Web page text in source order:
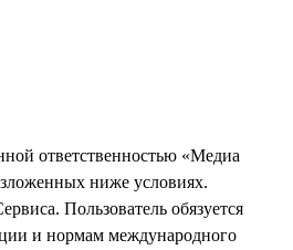
ответственностью «Медиа
ниже условиях.
Пользователь обязуется
и нормам международного